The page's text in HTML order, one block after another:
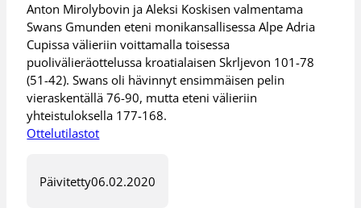
Anton Mirolybovin ja Aleksi Koskisen valmentama
Swans Gmunden eteni monikansallisessa Alpe Adria
Cupissa välieriin voittamalla toisessa
puolivälieräottelussa kroatialaisen Skrljevon 101-78
(51-42). Swans oli hävinnyt ensimmäisen pelin
vieraskentällä 76-90, mutta eteni välieriin
yhteistuloksella 177-168.
Ottelutilastot
Päivitetty06.02.2020